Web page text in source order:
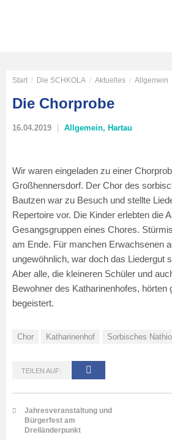
Start / Die SCHKOLA / Aktuelles / Allgemein
Die Chorprobe
16.04.2019 Allgemein, Hartau
Wir waren eingeladen zu einer
Großhennersdorf. Der Chor des
Bautzen war zu Besuch und stellte
Repertoire vor. Die Kinder erlebten die
Gesangsgruppen eines Chores.
am Ende. Für manchen Erwachsenen
ungewöhnlich, war doch das Liedergut
Aber alle, die kleineren Schüler und
Bewohner des Katharinenhofes, hörten
begeistert.
Chor Katharinenhof Sorbisches
TEILEN AUF:
Jahresveranstaltung und
Bürgerfest am
Dreiländerpunkt